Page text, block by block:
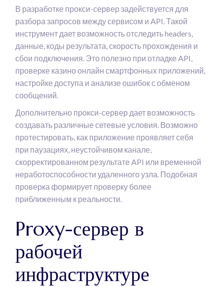
В разработке прокси-сервер задействуется для
разбора запросов между сервисом и API. Такой
инструмент дает возможность отследить headers,
данные, коды результата, скорость прохождения и
сбои подключения. Это полезно при отладке API,
проверке казино онлайн смартфонных приложений,
настройке доступа и анализе ошибок с обменом
сообщений.
Дополнительно прокси-сервер дает возможность
создавать различные сетевые условия. Возможно
протестировать, как приложение проявляет себя
при паузациях, неустойчивом канале,
скорректированном результате API или временной
неработоспособности удаленного узла. Подобная
проверка формирует проверку более
приближенным к реальности.
Proxy-сервер в
рабочей
инфраструктуре